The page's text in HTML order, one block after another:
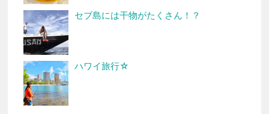
セブ島には干物がたくさん！？
ハワイ旅行☆